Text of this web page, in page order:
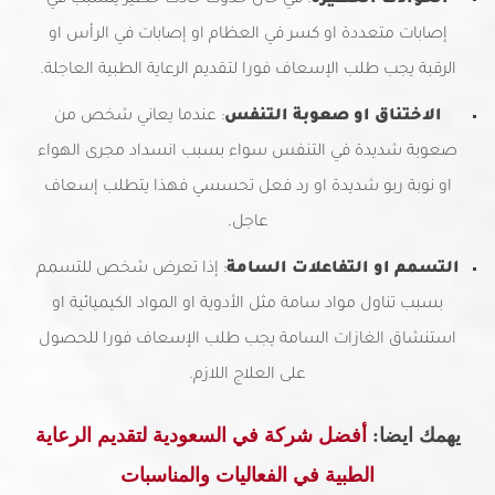
إصابات متعددة او كسر في العظام او إصابات في الرأس او
الرقبة يجب طلب الإسعاف فورا لتقديم الرعاية الطبية العاجلة.
الاختناق او صعوبة التنفس: عندما يعاني شخص من
صعوبة شديدة في التنفس سواء بسبب انسداد مجرى الهواء
او نوبة ربو شديدة او رد فعل تحسسي فهذا يتطلب إسعاف
عاجل.
التسمم او التفاعلات السامة: إذا تعرض شخص للتسمم
بسبب تناول مواد سامة مثل الأدوية او المواد الكيميائية او
استنشاق الغازات السامة يجب طلب الإسعاف فورا للحصول
على العلاج اللازم.
يهمك ايضا: أفضل شركة في السعودية لتقديم الرعاية
الطبية في الفعاليات والمناسبات